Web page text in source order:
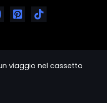
viaggio nel cassetto